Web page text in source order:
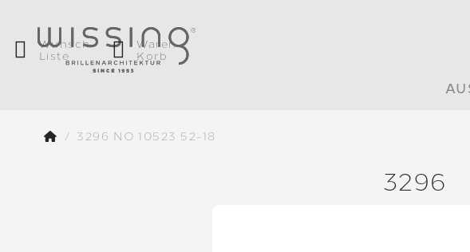
Wunsch
Liste
Waren
Korb
3296 NO.10523 52-18
3296